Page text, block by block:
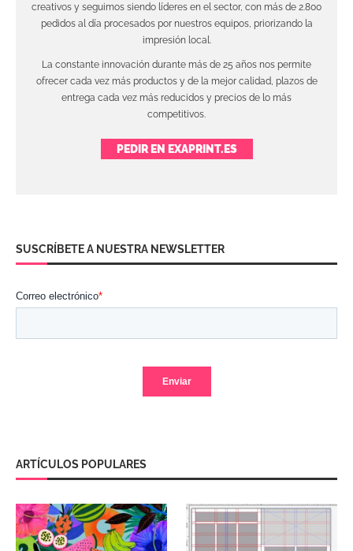
creativos y seguimos siendo líderes en el sector, con más de 2.800
pedidos al día procesados por nuestros equipos, priorizando la
impresión local.
La constante innovación durante más de 25 años nos permite
ofrecer cada vez más productos y de la mejor calidad, plazos de
entrega cada vez más reducidos y precios de lo más
competitivos.
PEDIR EN EXAPRINT.ES
SUSCRÍBETE A NUESTRA NEWSLETTER
ARTÍCULOS POPULARES